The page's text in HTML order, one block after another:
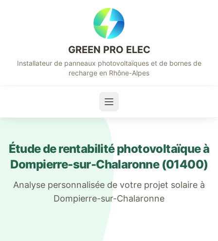
GREEN PRO ELEC
Installateur de panneaux photovoltaïques et de bornes de
recharge en Rhône-Alpes
Étude de rentabilité photovoltaïque à
Dompierre-sur-Chalaronne(01400)
Analyse personnalisée de votre projet solaire à
Dompierre-sur-Chalaronne